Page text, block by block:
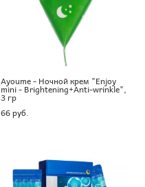
Ayoume - Ночной крем "Enjoy
mini - Brightening+Anti-wrinkle",
3 гр
66 pуб.